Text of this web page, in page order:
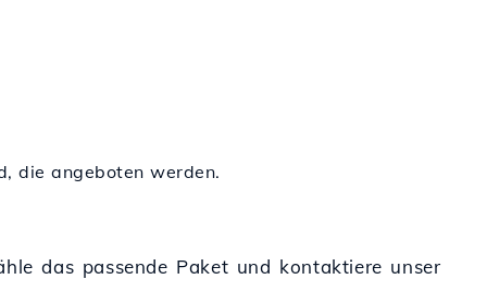
die angeboten werden.
das passende Paket und kontaktiere unser